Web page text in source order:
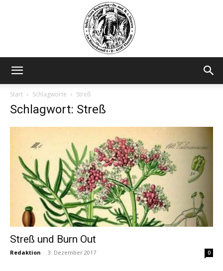
Start
Schlagworte Streß
Schlagwort: Streß
Streß und Burn Out
Redaktion - 3. Dezember 2017 0